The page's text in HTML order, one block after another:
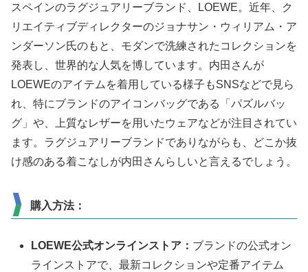
スペインのラグジュアリーブランド、LOEWE。近年、ク
リエイティブディレクターのジョナサン・ウィリアム・ア
ンダーソン氏のもと、モダンで洗練されたコレクションを
発表し、世界的な人気を博しています。内田さんが
LOEWEのアイテムを着用している様子もSNSなどで見ら
れ、特にブランドのアイコンバッグである「パズルバッ
グ」や、上質なレザーを用いたウェアなどが注目されてい
ます。ラグジュアリーブランドでありながらも、どこか抜
け感のある着こなしが内田さんらしいと言えるでしょう。
購入方法：
LOEWE公式オンラインストア： ブランドの公式オン
ラインストアで、最新コレクションや定番アイテム